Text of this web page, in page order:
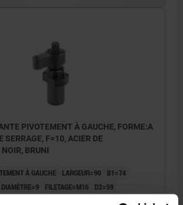
PIVOTEMENT À GAUCHE, FORME:A
SERRAGE, F=10, ACIER DE
BRUNI
À GAUCHE LARGEUR=90
B1=74
DIAMÈTRE=9 FILETAGE=M16
D2=59
H5=24